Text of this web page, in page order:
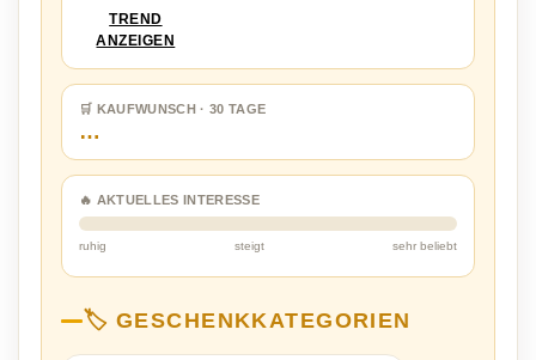
TREND
ANZEIGEN
🛒 KAUFWUNSCH · 30 TAGE
…
🔥 AKTUELLES INTERESSE
ruhig steigt sehr beliebt
🏷️ GESCHENKKATEGORIEN